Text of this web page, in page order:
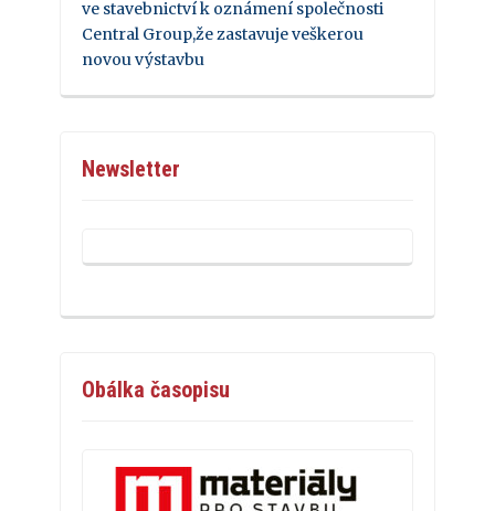
ve stavebnictví k oznámení společnosti
Central Group,že zastavuje veškerou
novou výstavbu
Newsletter
Obálka časopisu